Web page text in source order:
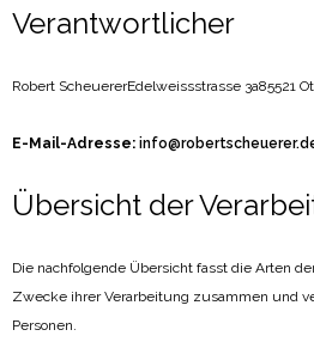
Verantwortlicher
Robert ScheuererEdelweissstrasse 3a85521
E-Mail-Adresse:
Übersicht der
Die nachfolgende Übersicht fasst die Arten
Zwecke ihrer Verarbeitung zusammen und
Personen.